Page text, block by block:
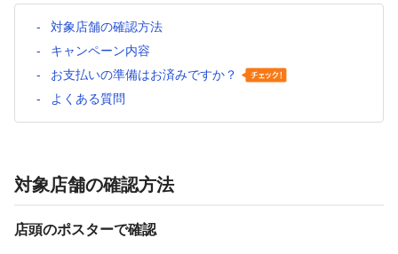
対象店舗の確認方法
キャンペーン内容
お支払いの準備はお済みですか？
よくある質問
対象店舗の確認方法
店頭のポスターで確認